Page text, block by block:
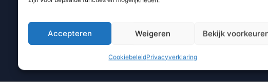
Accepteren Weigeren Bekijk
CookiebeleidPrivacyverklaring